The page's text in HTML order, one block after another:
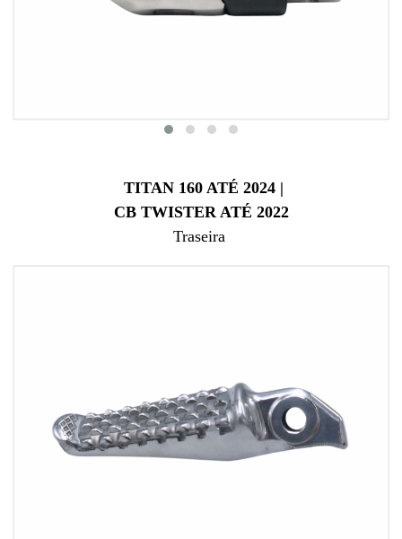
TITAN 160 ATÉ 2024 |
CB TWISTER ATÉ 2022
Traseira